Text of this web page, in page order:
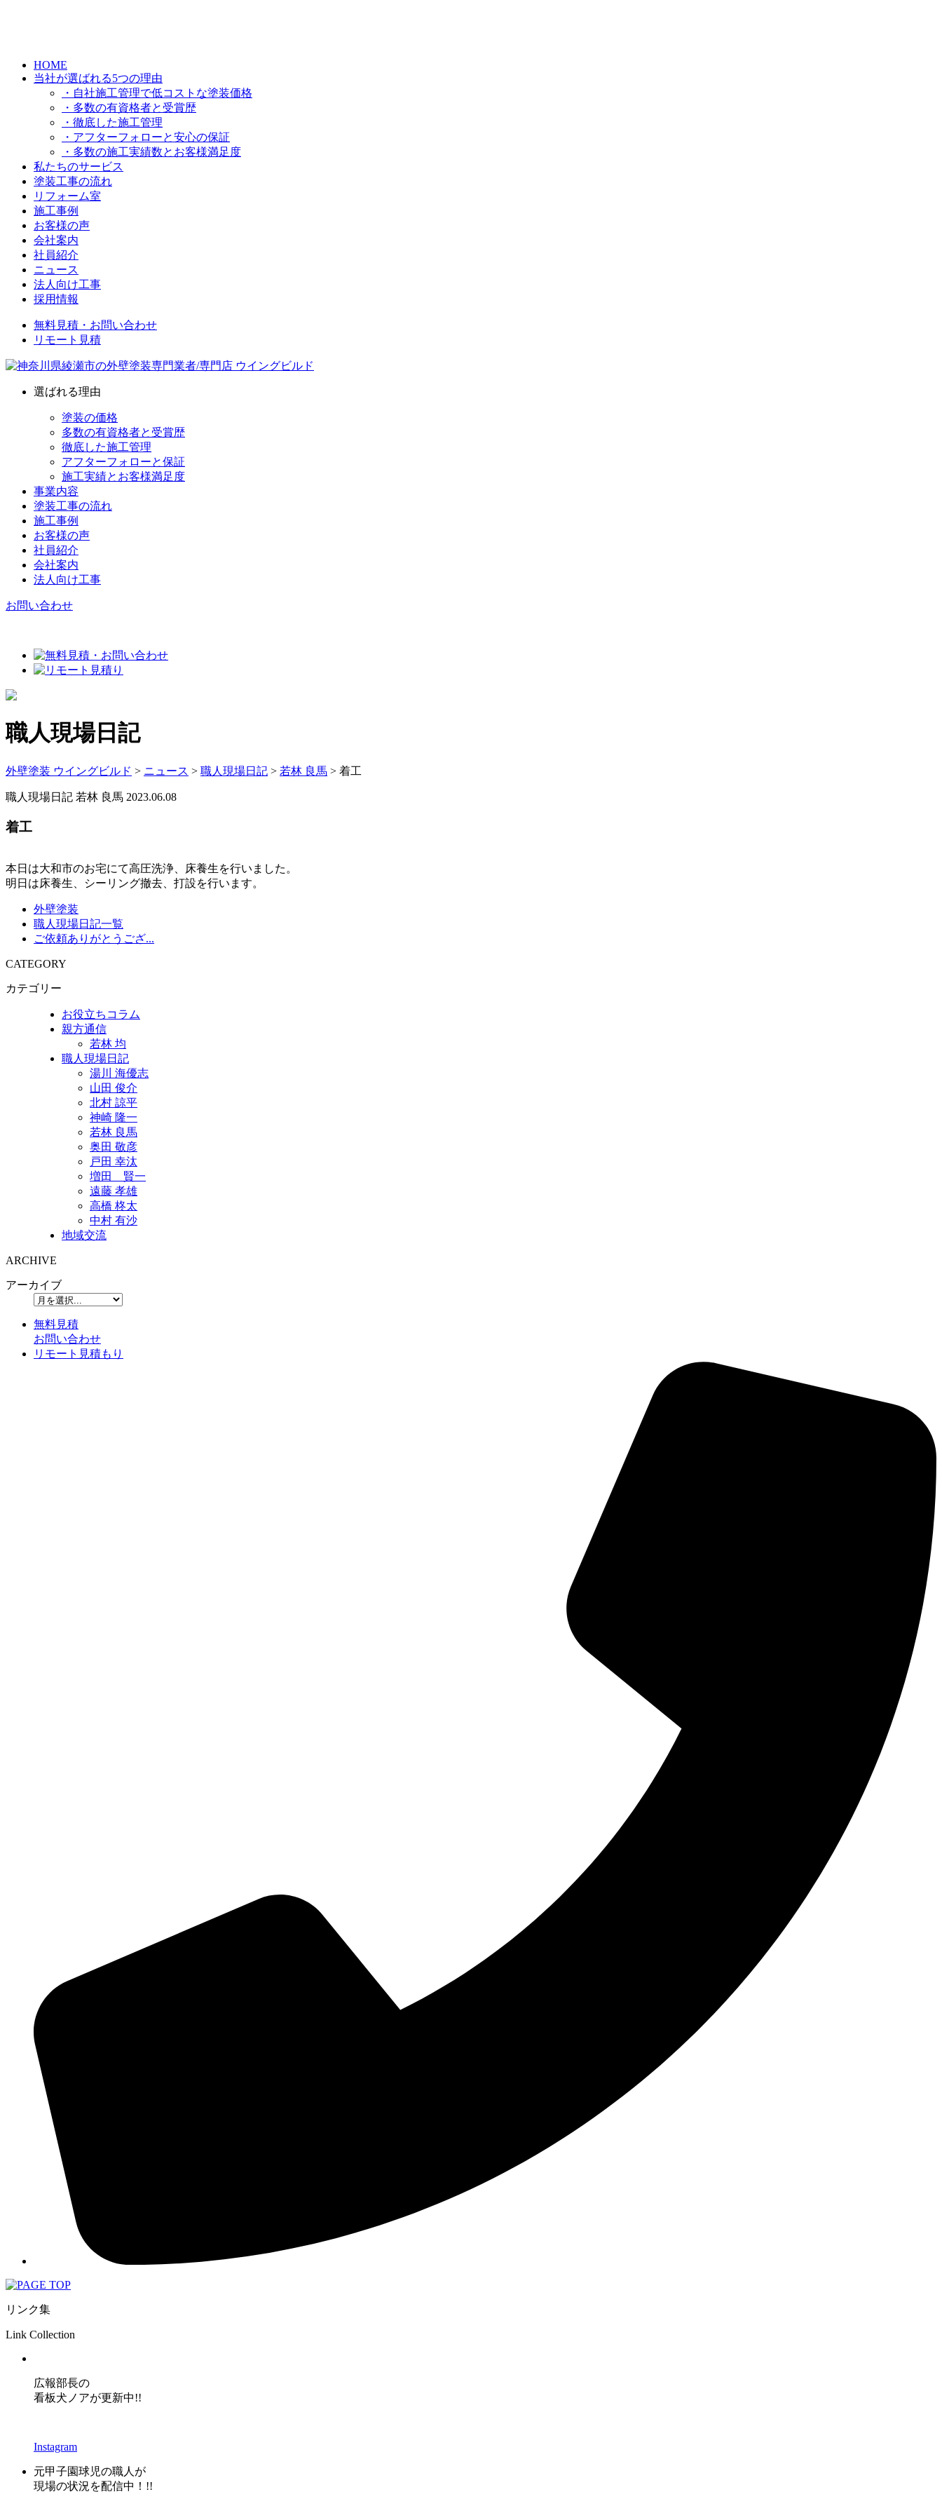
HOME
当社が選ばれる5つの理由
・自社施工管理で低コストな塗装価格
・多数の有資格者と受賞歴
・徹底した施工管理
・アフターフォローと安心の保証
・多数の施工実績数とお客様満足度
私たちのサービス
塗装工事の流れ
リフォーム室
施工事例
お客様の声
会社案内
社員紹介
ニュース
法人向け工事
採用情報
無料見積・お問い合わせ
リモート見積
選ばれる理由
塗装の価格
多数の有資格者と受賞歴
徹底した施工管理
アフターフォローと保証
施工実績とお客様満足度
事業内容
塗装工事の流れ
施工事例
お客様の声
社員紹介
会社案内
法人向け工事
お問い合わせ
職人現場日記
外壁塗装 ウイングビルド > ニュース > 職人現場日記 > 若林 良馬 > 着工
職人現場日記 若林 良馬 2023.06.08
着工
本日は大和市のお宅にて高圧洗浄、床養生を行いました。
明日は床養生、シーリング撤去、打設を行います。
外壁塗装
職人現場日記一覧
ご依頼ありがとうござ...
CATEGORY
カテゴリー
お役立ちコラム
親方通信
若林 均
職人現場日記
湯川 海優志
山田 俊介
北村 諒平
神崎 隆一
若林 良馬
奥田 敬彦
戸田 幸汰
増田 賢一
遠藤 孝雄
高橋 柊太
中村 有沙
地域交流
ARCHIVE
アーカイブ
無料見積
お問い合わせ
リモート見積もり
リンク集
Link Collection
広報部長の
看板犬ノアが更新中!!
Instagram
元甲子園球児の職人が
現場の状況を配信中！!!